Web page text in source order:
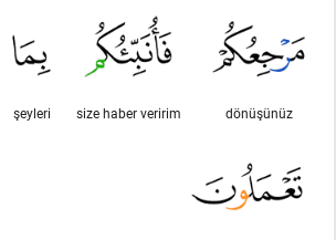
dönüşünüz
size haber veririm
şeyleri